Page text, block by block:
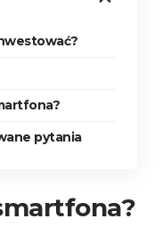
pytania